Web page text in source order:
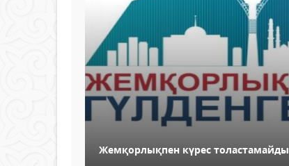
Жемқорлықпен күрес толастамайды